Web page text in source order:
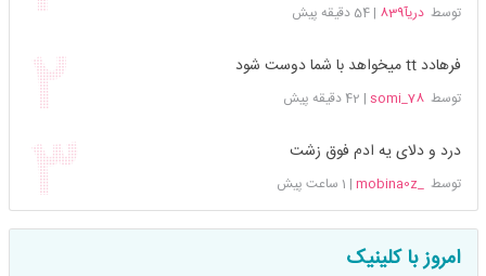
توسطدریآ839 |54 دقیقه پیش
فرهادد tt میخواهد با شما دوست شود
توسطsomi_78
| 42 دقیقه پیش
درد و دلای یه ادم فوق زشت
توسط_mobina0z
| 1 ساعت پیش
امروز با کلینیک